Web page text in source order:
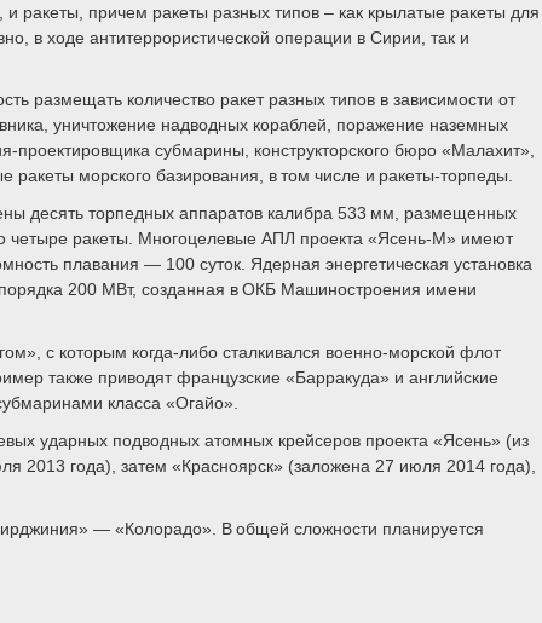
причем ракеты разных типов – как крылатые ракеты для
в ходе антитеррористической операции в Сирии, так и
размещать количество ракет разных типов в зависимости от
уничтожение надводных кораблей, поражение наземных
проектировщика субмарины, конструкторского бюро «Малахит»,
морского базирования, в том числе и ракеты-торпеды.
десять торпедных аппаратов калибра 533 мм, размещенных
четыре ракеты. Многоцелевые АПЛ проекта «Ясень-М» имеют
плавания — 100 суток. Ядерная энергетическая установка
200 МВт, созданная в ОКБ Машиностроения имени
с которым когда-либо сталкивался военно-морской флот
также приводят французские «Барракуда» и английские
класса «Огайо».
ударных подводных атомных крейсеров проекта «Ясень» (из
2013 года), затем «Красноярск» (заложена 27 июля 2014 года),
— «Колорадо». В общей сложности планируется